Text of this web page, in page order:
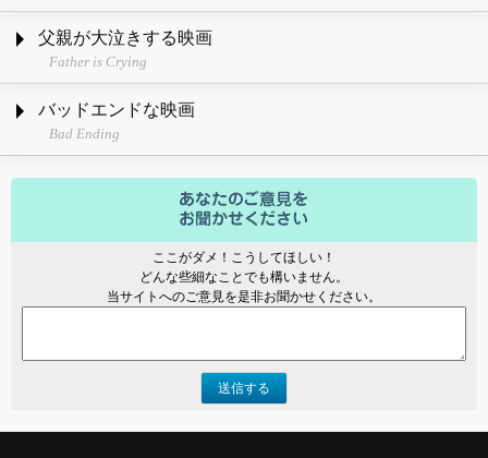
父親が大泣きする映画
Father is Crying
バッドエンドな映画
Bad Ending
ここがダメ！こうしてほしい！
どんな些細なことでも構いません。
当サイトへのご意見を是非お聞かせください。
送信する